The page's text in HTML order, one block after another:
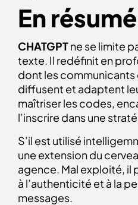
En résumé
CHATGPTne se limite
texte. Il redéfinit en
dont les
diffusent et adaptent
maîtriser les codes,
l’inscrire dans une
S’il est utilisé
une extension du
agence. Mal exploité, il
à l’authenticité et à la
messages.